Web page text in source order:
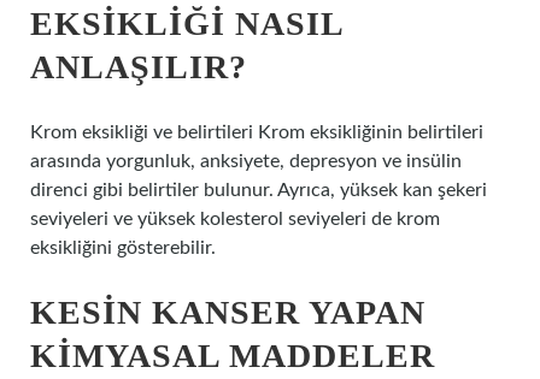
EKSIKLIĞI NASIL
ANLAŞILIR?
Krom eksikliği ve belirtileri Krom eksikliğinin belirtileri
arasında yorgunluk, anksiyete, depresyon ve insülin
direnci gibi belirtiler bulunur. Ayrıca, yüksek kan şekeri
seviyeleri ve yüksek kolesterol seviyeleri de krom
eksikliğini gösterebilir.
KESIN KANSER YAPAN
KIMYASAL MADDELER